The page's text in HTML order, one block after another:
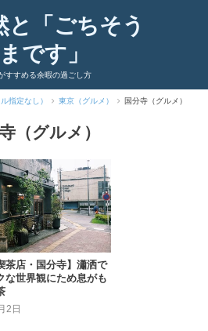
と「ごちそう
です」
すすめる余暇の過ごし方
指定なし） 東京（グルメ） 国分寺（グルメ）
（グルメ）
茶店・国分寺】瀟洒で
な世界観にため息がも
2日